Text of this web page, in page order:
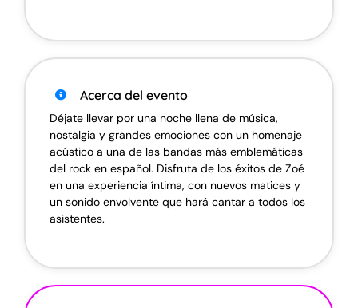
Acerca del evento
Déjate llevar por una noche llena de música,
nostalgia y grandes emociones con un homenaje
acústico a una de las bandas más emblemáticas
del rock en español. Disfruta de los éxitos de Zoé
en una experiencia íntima, con nuevos matices y
un sonido envolvente que hará cantar a todos los
asistentes.